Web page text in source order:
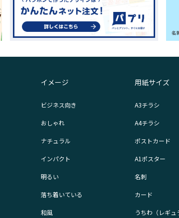
イメージ
ビジネス向き
おしゃれ
ナチュラル
インパクト
明るい
落ち着いている
和風
用紙サイズ
A3チラシ
A4チラシ
ポストカード
A1ポスター
名刺
カード
うちわ（レギュ